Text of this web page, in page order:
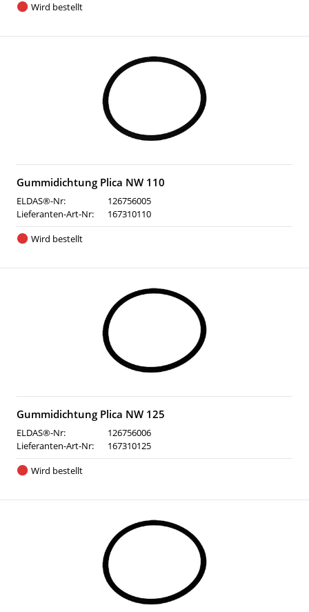
Wird bestellt
Gummidichtung Plica NW 110
ELDAS®-Nr:
126756005
Lieferanten-Art-Nr:
167310110
Wird bestellt
Gummidichtung Plica NW 125
ELDAS®-Nr:
126756006
Lieferanten-Art-Nr:
167310125
Wird bestellt